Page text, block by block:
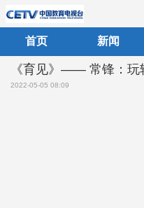
首页 新闻
《育见》—— 常锋：玩
2022-05-05 08:09